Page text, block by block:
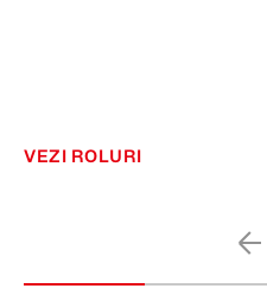
VEZI ROLURI